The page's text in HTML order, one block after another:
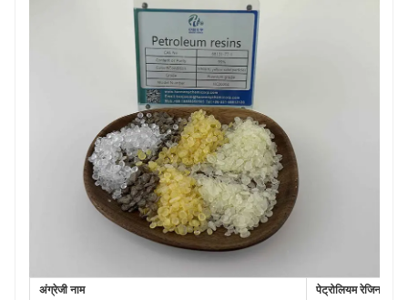
अंग्रेजी नाम
पेट्रोलियम रेजिन